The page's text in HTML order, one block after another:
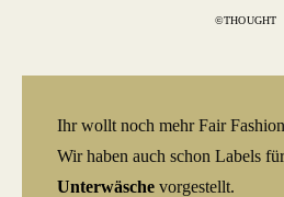
©THOUGHT
Ihr wollt noch mehr Fair
Wir haben auch schon Labels
Unterwäsche vorgestellt.